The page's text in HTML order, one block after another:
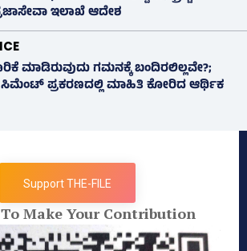
ಇಲಾಖೆ ಆದೇಶ
ಮಾಡಿರುವುದು ಗಮನಕ್ಕೆ ಬಂದಿರಲಿಲ್ಲವೇ?;
ಪ್ರಕರಣದಲ್ಲಿ ಮಾಹಿತಿ ಕೋರಿದ ಆರ್ಥಿಕ
Support THE-FILE
To Make Your Contribution